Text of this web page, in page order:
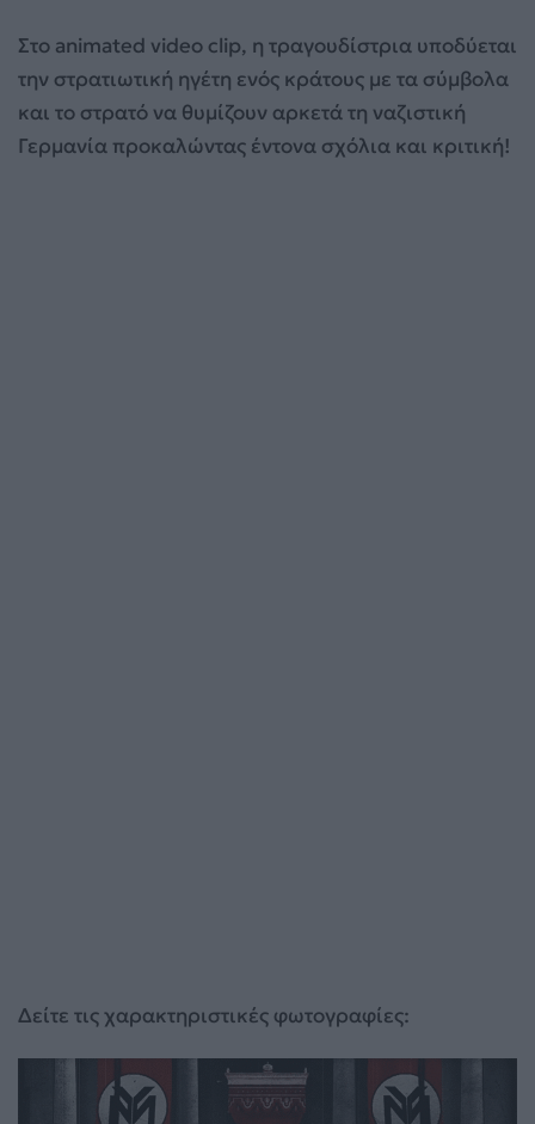
Στο animated video clip, η τραγουδίστρια υποδύεται
την στρατιωτική ηγέτη ενός κράτους με τα σύμβολα
και το στρατό να θυμίζουν αρκετά τη ναζιστική
Γερμανία προκαλώντας έντονα σχόλια και κριτική!
Δείτε τις χαρακτηριστικές φωτογραφίες: